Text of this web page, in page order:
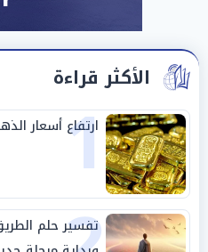
الأكثر قراءة
1
ارتفاع أسعار
تفسير حلم